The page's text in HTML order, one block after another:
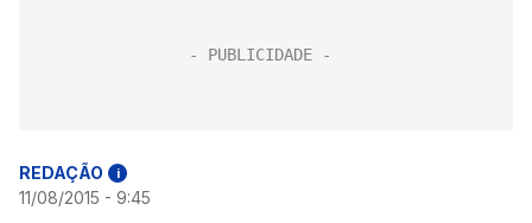
REDAÇÃO i
11/08/2015 - 9:45